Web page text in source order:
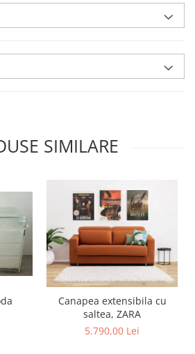
SIMILARE
Canapea extensibila cu
saltea, ZARA
5.790,00 Lei